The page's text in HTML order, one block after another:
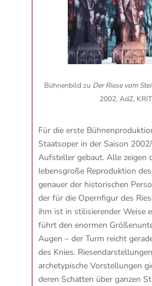
Bühnenbild zu Der Riese vom
2002, AdZ,
Für die erste
Staatsoper in der Saison
Aufsteller gebaut. Alle zeigen
lebensgroße Reproduktion
genauer der historischen
der für die Opernfigur des
ihm ist in stilisierender Weise
führt den enormen
Augen – der Turm reicht
des Knies.
archetypische Vorstellungen
deren Schatten über ganzen